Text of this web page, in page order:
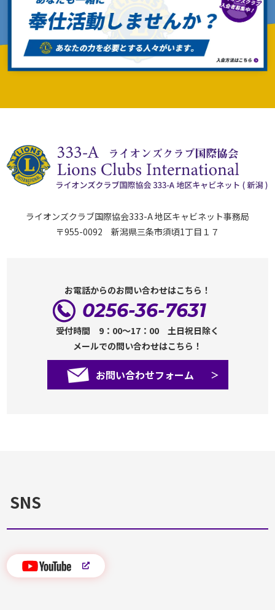
ライオンズクラブ国際協会333-A 地区キャビネット事務局
〒955-0092 新潟県三条市須頃1丁目１７
お電話からのお問い合わせはこちら！
0256-36-7631
受付時間 9：00～17：00 土日祝日除く
メールでの問い合わせはこちら！
お問い合わせフォーム
SNS